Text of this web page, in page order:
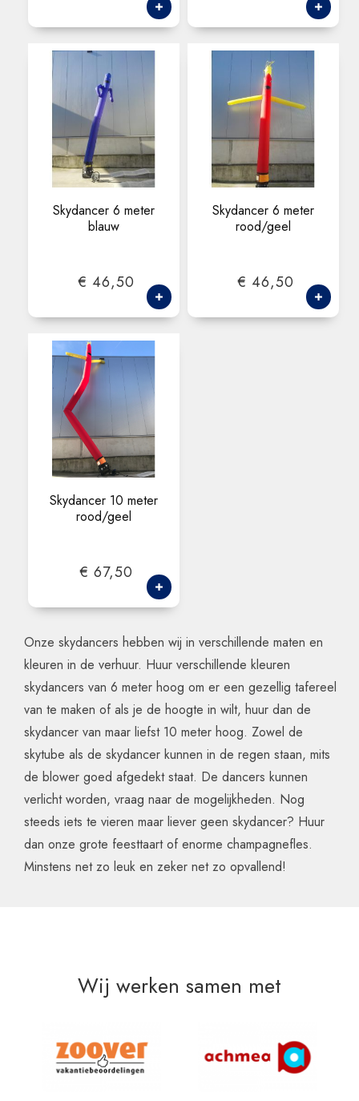
Skydancer 6 meter
blauw
€ 46,50
Skydancer 6 meter
rood/geel
€ 46,50
Skydancer 10 meter
rood/geel
€ 67,50
Onze skydancers hebben wij in verschillende maten en
kleuren in de verhuur. Huur verschillende kleuren
skydancers van 6 meter hoog om er een gezellig tafereel
van te maken of als je de hoogte in wilt, huur dan de
skydancer van maar liefst 10 meter hoog. Zowel de
skytube als de skydancer kunnen in de regen staan, mits
de blower goed afgedekt staat. De dancers kunnen
verlicht worden, vraag naar de mogelijkheden. Nog
steeds iets te vieren maar liever geen skydancer? Huur
dan onze grote feesttaart of enorme champagnefles.
Minstens net zo leuk en zeker net zo opvallend!
Wij werken samen met